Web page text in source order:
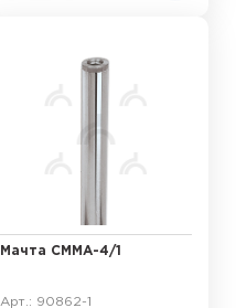
Мачта СММА-4/1
Арт.: 90862-1